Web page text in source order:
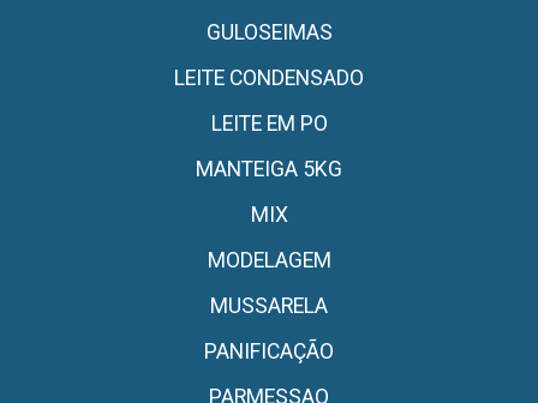
GULOSEIMAS
LEITE CONDENSADO
LEITE EM PO
MANTEIGA 5KG
MIX
MODELAGEM
MUSSARELA
PANIFICAÇÃO
PARMESSAO